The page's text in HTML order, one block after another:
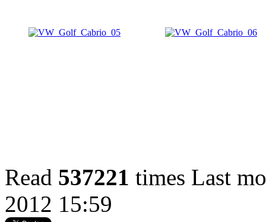
Read 537221 times Last
2012 15:59